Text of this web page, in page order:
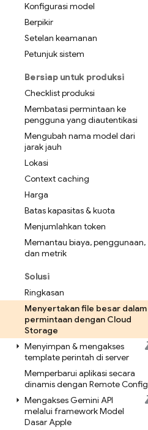
Konfigurasi model
Berpikir
Setelan keamanan
Petunjuk sistem
Bersiap untuk produksi
Checklist produksi
Membatasi permintaan ke
pengguna yang diautentikasi
Mengubah nama model dari
jarak jauh
Lokasi
Context caching
Harga
Batas kapasitas & kuota
Menjumlahkan token
Memantau biaya,penggunaan,
dan metrik
Solusi
Ringkasan
Menyertakan file besar dalam
permintaan dengan Cloud
Storage
Menyimpan & mengakses
template perintah di server
Memperbarui aplikasi secara
dinamis dengan Remote Config
Mengakses Gemini API
melalui framework Model
Dasar Apple